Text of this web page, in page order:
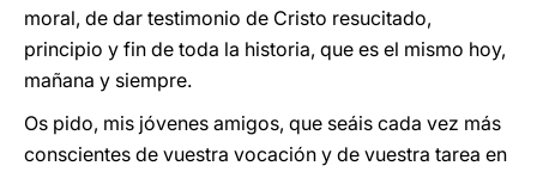
moral, de dar testimonio de Cristo resucitado,
principio y fin de toda la historia, que es el mismo hoy,
mañana y siempre.
Os pido, mis jóvenes amigos, que seáis cada vez más
conscientes de vuestra vocación y de vuestra tarea en